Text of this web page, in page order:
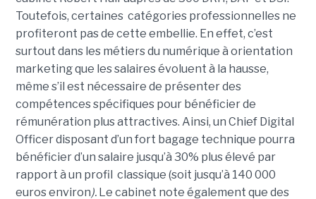
Toutefois, certaines catégories professionnelles ne
profiteront pas de cette embellie. En effet, c’est
surtout dans les métiers du numérique à orientation
marketing que les salaires évoluent à la hausse,
même s’il est nécessaire de présenter des
compétences spécifiques pour bénéficier de
rémunération plus attractives. Ainsi, un Chief Digital
Officer disposant d’un fort bagage technique pourra
bénéficier d’un salaire jusqu’à 30% plus élevé par
rapport à un profil classique (soit jusqu’à 140 000
euros environ).Le cabinet note également que des